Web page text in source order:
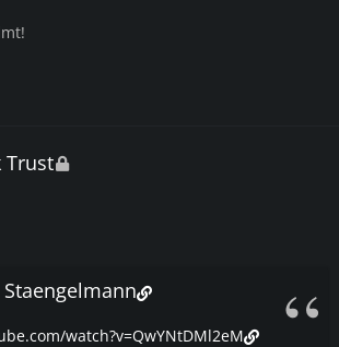
Trust
watch?v=QwYNtDMl2eM